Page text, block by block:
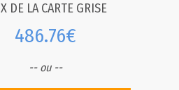
DE LA CARTE GRISE
486.76€
-- ou --